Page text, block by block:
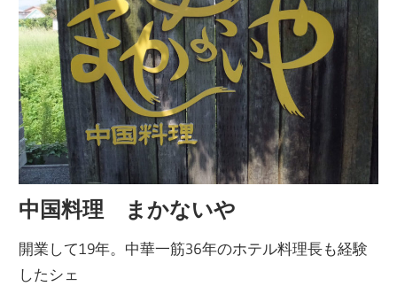
中国料理 まかないや
開業して19年。中華一筋36年のホテル料理長も経験
したシェ